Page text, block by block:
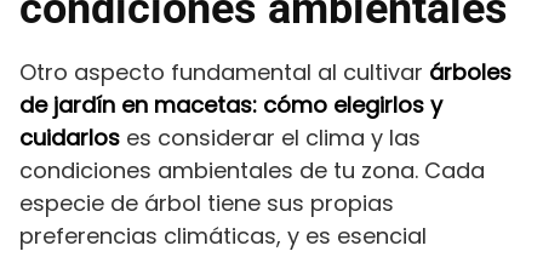
Otro aspecto fundamental al cultivar árboles
de jardín en macetas: cómo elegirlos y
cuidarlos es considerar el clima y las
condiciones ambientales de tu zona. Cada
especie de árbol tiene sus propias
preferencias climáticas, y es esencial